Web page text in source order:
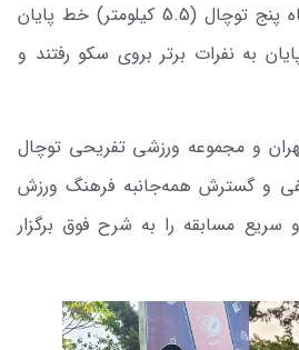
توچال شروع و تا ایستگاه پنج توچال (5.5 کیلومتر) خط پایان
به نفرات برتر بروی سکو رفتند و
و مجموعه ورزشی تفریحی توچال
و گسترش همه‌جانبه فرهنگ ورزش
سریع مسابقه را به شرح فوق برگزار